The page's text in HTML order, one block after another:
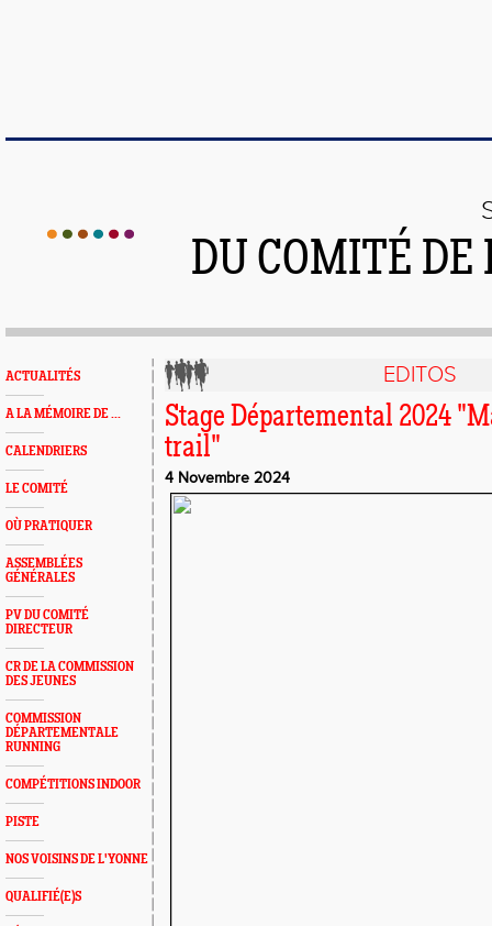
DU COMITÉ
ACTUALITÉS
A LA MÉMOIRE DE ...
CALENDRIERS
LE COMITÉ
OÙ PRATIQUER
ASSEMBLÉES
GÉNÉRALES
PV DU COMITÉ
DIRECTEUR
CR DE LA COMMISSION
DES JEUNES
COMMISSION
DÉPARTEMENTALE
RUNNING
COMPÉTITIONS INDOOR
PISTE
NOS VOISINS DE L'YONNE
QUALIFIÉ(E)S
EDITOS
Stage Départemental 2024
trail"
4 Novembre 2024